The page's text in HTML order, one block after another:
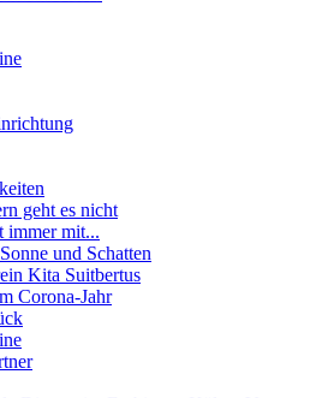
geht es nicht
immer mit...
und Schatten
Kita Suitbertus
Corona-Jahr